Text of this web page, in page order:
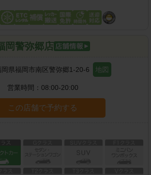
岡警弥郷店
岡県福岡市南区警弥郷1-20-6 地図
営業時間： 08:00-20:00
この店舗で予約する